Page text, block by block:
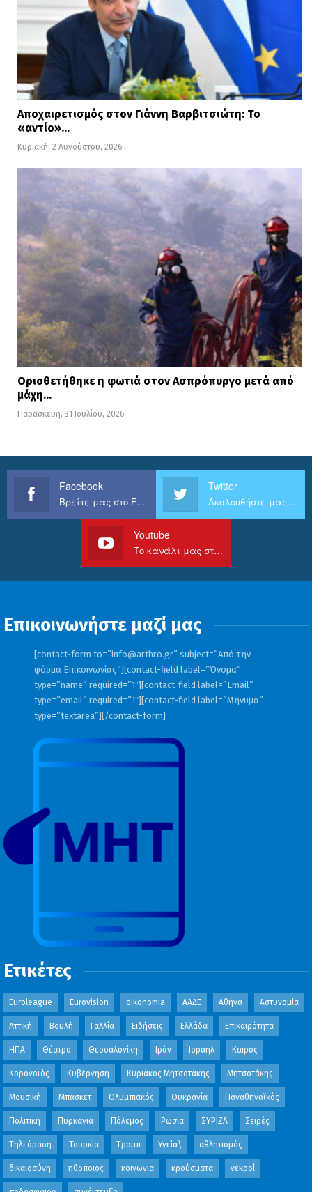
Αποχαιρετισμός στον Γιάννη Βαρβιτσιώτη: Το
«αντίο»…
Κυριακή, 2 Αυγούστου, 2026
Οριοθετήθηκε η φωτιά στον Ασπρόπυργο μετά από
μάχη…
Παρασκευή, 31 Ιουλίου, 2026
Facebook
Βρείτε μας στο Facebook
Twitter
Ακολουθήστε μας στο Twitter
Youtube
Το κανάλι μας στο Youtube
Επικοινωνήστε μαζί μας
[contact-form to=”info@arthro.gr” subject=”Από την
φόρμα Επικοινωνίας”][contact-field label=”Όνομα”
type=”name” required=”1″][contact-field label=”Email”
type=”email” required=”1″][contact-field label=”Μήνυμα”
type=”textarea”][/contact-form]
Ετικέτες
Euroleague Eurovision oikonomia ΑΑΔΕ Αθήνα Αστυνομία
Αττική Βουλή Γαλλία Ειδήσεις Ελλάδα Επικαιρότητα
ΗΠΑ Θέατρο Θεσσαλονίκη Ιράν Ισραήλ Καιρός
Κορονοϊός Κυβέρνηση Κυριάκος Μητσοτάκης Μητσοτάκης
Μουσική Μπάσκετ Ολυμπιακός Ουκρανία Παναθηναϊκός
Πολιτική Πυρκαγιά Πόλεμος Ρωσια ΣΥΡΙΖΑ Σειρές
Τηλεόραση Τουρκία Τραμπ Υγεία\ αθλητισμός
δικαιοσύνη ηθοποιός κοινωνια κρούσματα νεκροί